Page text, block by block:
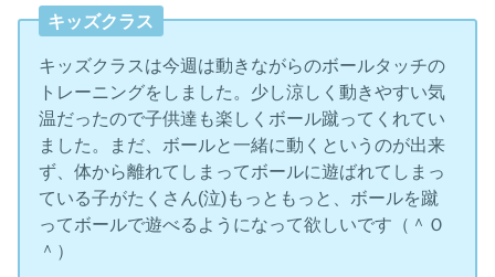
キッズクラス
キッズクラスは今週は動きながらのボールタッチの
トレーニングをしました。少し涼しく動きやすい気
温だったので子供達も楽しくボール蹴ってくれてい
ました。まだ、ボールと一緒に動くというのが出来
ず、体から離れてしまってボールに遊ばれてしまっ
ている子がたくさん(泣)もっともっと、ボールを蹴
ってボールで遊べるようになって欲しいです（＾Ｏ
＾）